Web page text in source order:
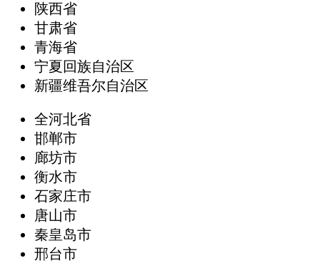
陕西省
甘肃省
青海省
宁夏回族自治区
新疆维吾尔自治区
全河北省
邯郸市
廊坊市
衡水市
石家庄市
唐山市
秦皇岛市
邢台市